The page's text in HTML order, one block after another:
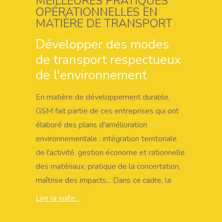
OPÉRATIONNELLES EN
MATIÈRE DE TRANSPORT
Développer des modes
de transport respectueux
de l'environnement
En matière de développement durable,
GSM fait partie de ces entreprises qui ont
élaboré des plans d'amélioration
environnementale : intégration territoriale
de l'activité, gestion économe et rationnelle
des matériaux, pratique de la concertation,
maîtrise des impacts... Dans ce cadre, la
promotion du transport alternatif à la route
Lire la suite...